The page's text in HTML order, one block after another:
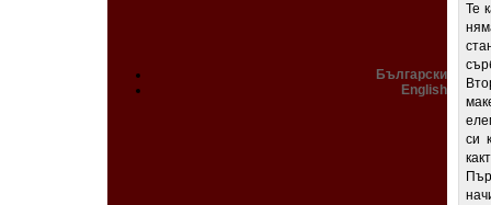
Български
English
Те
си